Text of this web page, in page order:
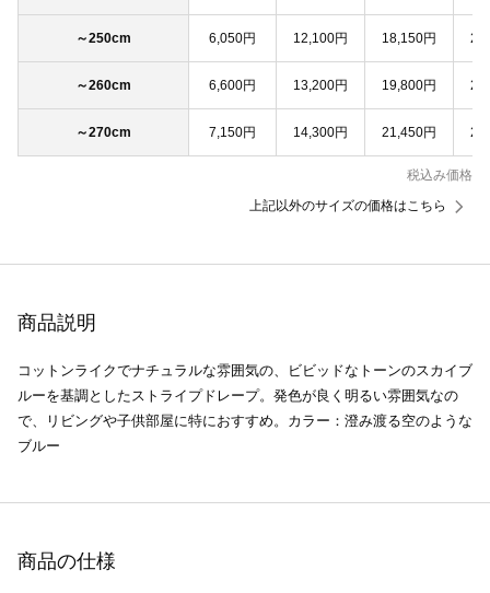
～250cm 6,050円 12,100円 18,150円
～260cm 6,600円 13,200円 19,800円
～270cm 7,150円 14,300円 21,450円
税込み価格
上記以外のサイズの価格はこちら
商品説明
コットンライクでナチュラルな雰囲気の、ビビッドなトーンのスカイブ
ルーを基調としたストライプドレープ。発色が良く明るい雰囲気なの
で、リビングや子供部屋に特におすすめ。カラー：澄み渡る空のような
ブルー
商品の仕様